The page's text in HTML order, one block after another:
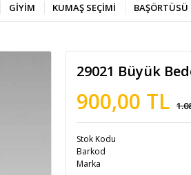
GİYİM KUMAŞ SEÇİMİ BAŞÖRTÜSÜ
29021 Büyük
900,00 TL
Stok Kodu
Barkod
Marka